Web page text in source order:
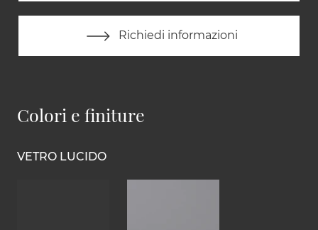
Richiedi informazioni
Colori e finiture
VETRO LUCIDO